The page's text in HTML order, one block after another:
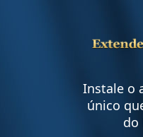
Instale o
único
do